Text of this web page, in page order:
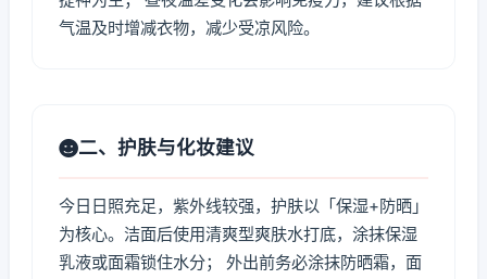
气温及时增减衣物，减少受凉风险。
二、护肤与化妆建议
今日日照充足，紫外线较强，护肤以「保湿+防晒」
为核心。洁面后使用清爽型爽肤水打底，涂抹保湿
乳液或面霜锁住水分； 外出前务必涂抹防晒霜，面